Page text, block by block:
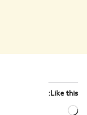
Like this:
Loading…